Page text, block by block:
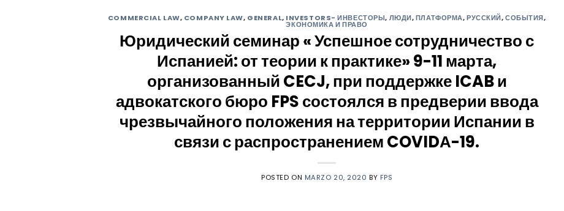
COMMERCIAL LAW, COMPANY LAW, GENERAL, INVESTORS- ИНВЕСТОРЫ, ЛЮДИ,ПЛАТФОРМА,РУССКИЙ,СОБЫТИЯ,
ЭКОНОМИКА И ПРАВО
Юридический семинар « Успешное сотрудничество с
Испанией: от теории к практике» 9-11 марта,
организованный CECJ, при поддержке ICAB и
адвокатского бюро FPS состоялся в предверии ввода
чрезвычайного положения на территории Испании в
связи с распространением COVIDА-19.
POSTED ON MARZO 20, 2020 BY FPS